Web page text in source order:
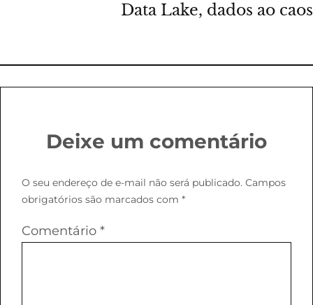
Data Lake, dados ao caos
Deixe um comentário
O seu endereço de e-mail não será publicado. Campos
obrigatórios são marcados com *
Comentário *